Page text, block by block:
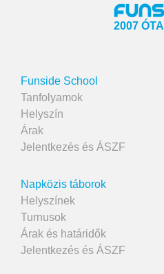
2007 ÓTA
Funside School
Tanfolyamok
Helyszín
Árak
Jelentkezés és ÁSZF
Napközis táborok
Helyszínek
Turnusok
Árak és határidők
Jelentkezés és ÁSZF